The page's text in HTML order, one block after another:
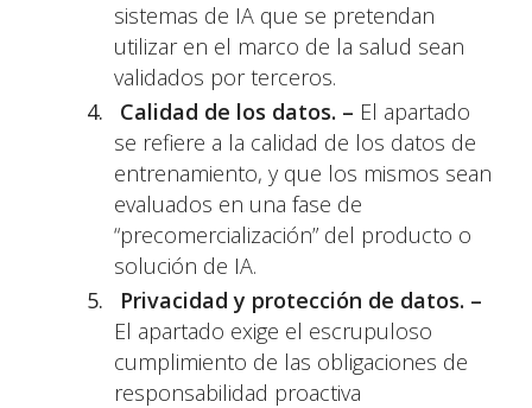
sistemas de IA que se pretendan
utilizar en el marco de la salud sean
validados por terceros.
Calidad de los datos. – El apartado
se refiere a la calidad de los datos de
entrenamiento, y que los mismos sean
evaluados en una fase de
“precomercialización” del producto o
solución de IA.
Privacidad y protección de datos. –
El apartado exige el escrupuloso
cumplimiento de las obligaciones de
responsabilidad proactiva